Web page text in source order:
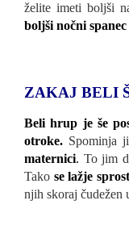
želite imeti boljši
boljši nočni
ZAKAJ BELI
Beli hrup je še
otroke. Spominja
maternici. To jim
Tako se lažje
njih skoraj čudežen